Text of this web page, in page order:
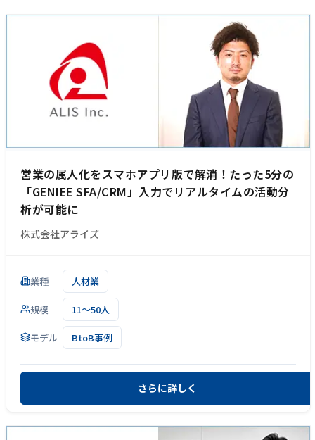
営業の属人化をスマホアプリ版で解消！たった5分の
「GENIEE SFA/CRM」入力でリアルタイムの活動分
析が可能に
株式会社アライズ
業種 人材業
規模 11～50人
モデル BtoB事例
さらに詳しく